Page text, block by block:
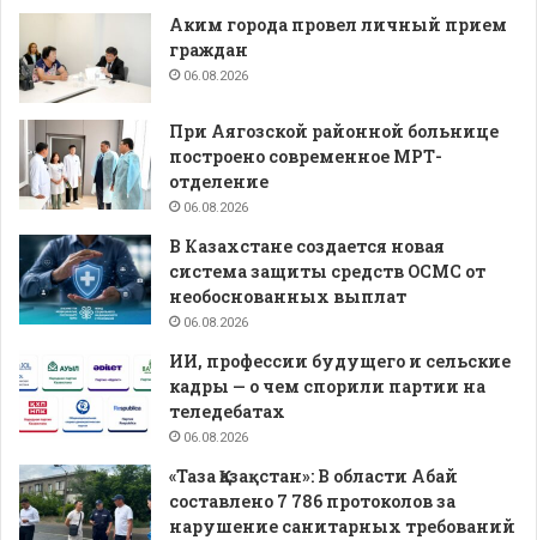
Аким города провел личный прием
граждан
06.08.2026
При Аягозской районной больнице
построено современное МРТ-
отделение
06.08.2026
В Казахстане создается новая
система защиты средств ОСМС от
необоснованных выплат
06.08.2026
ИИ, профессии будущего и сельские
кадры — о чем спорили партии на
теледебатах
06.08.2026
«Таза Қазақстан»: В области Абай
составлено 7 786 протоколов за
нарушение санитарных требований